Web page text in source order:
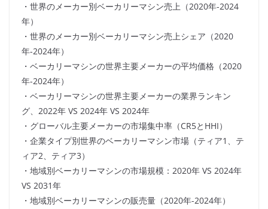
・世界のメーカー別ベーカリーマシン売上（2020年-2024
年）
・世界のメーカー別ベーカリーマシン売上シェア（2020
年-2024年）
・ベーカリーマシンの世界主要メーカーの平均価格（2020
年-2024年）
・ベーカリーマシンの世界主要メーカーの業界ランキン
グ、2022年 VS 2024年 VS 2024年
・グローバル主要メーカーの市場集中率（CR5とHHI）
・企業タイプ別世界のベーカリーマシン市場（ティア1、テ
ィア2、ティア3）
・地域別ベーカリーマシンの市場規模：2020年 VS 2024年
VS 2031年
・地域別ベーカリーマシンの販売量（2020年-2024年）